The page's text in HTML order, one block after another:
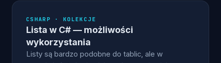
CSHARP · KOLEKCJE
Lista w C# — możliwości
wykorzystania
Listy są bardzo podobne do tablic, ale w